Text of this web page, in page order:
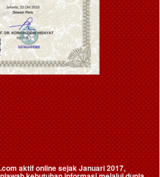
aktif online sejak Januari 2017,